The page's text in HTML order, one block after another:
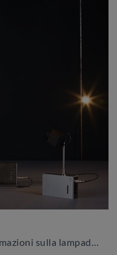
Lampade da terra: ottieni informazioni sulla lampada Freedom in metallo che ti consigliamo.